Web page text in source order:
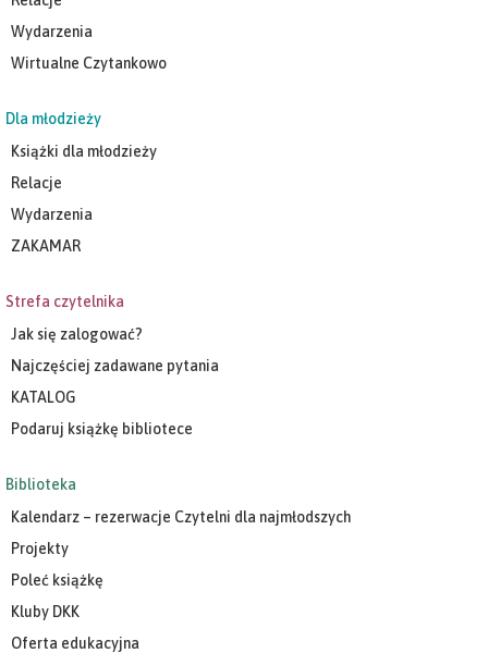
Wydarzenia
Wirtualne Czytankowo
Dla młodzieży
Książki dla młodzieży
Relacje
Wydarzenia
ZAKAMAR
Strefa czytelnika
Jak się zalogować?
Najczęściej zadawane pytania
KATALOG
Podaruj książkę bibliotece
Biblioteka
Kalendarz – rezerwacje Czytelni dla najmłodszych
Projekty
Poleć książkę
Kluby DKK
Oferta edukacyjna